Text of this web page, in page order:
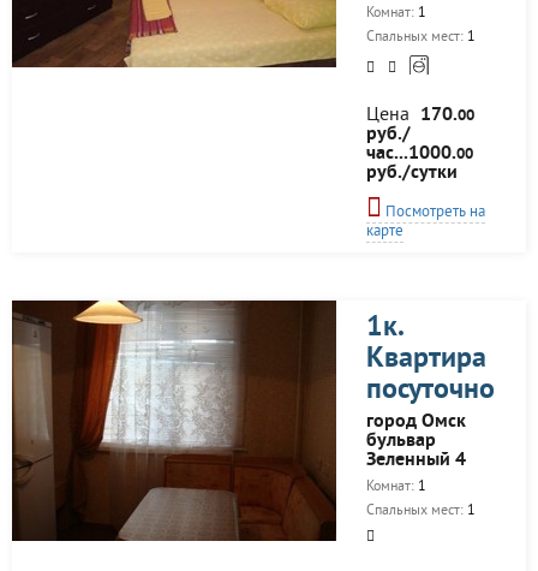
Комнат: 1
Спальных мест: 1
Цена 170.00
руб./
час...1000.00
руб./сутки
Посмотреть на
карте
1к.
Квартира
посуточно
город Омск
бульвар
Зеленный 4
Комнат: 1
Спальных мест: 1